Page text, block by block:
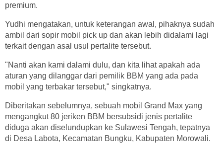
premium.
Yudhi mengatakan, untuk keterangan awal, pihaknya sudah
ambil dari sopir mobil pick up dan akan lebih didalami lagi
terkait dengan asal usul pertalite tersebut.
"Nanti akan kami dalami dulu, dan kita lihat apakah ada
aturan yang dilanggar dari pemilik BBM yang ada pada
mobil yang terbakar tersebut," singkatnya.
Diberitakan sebelumnya, sebuah mobil Grand Max yang
mengangkut 80 jeriken BBM bersubsidi jenis pertalite
diduga akan diselundupkan ke Sulawesi Tengah, tepatnya
di Desa Labota, Kecamatan Bungku, Kabupaten Morowali.